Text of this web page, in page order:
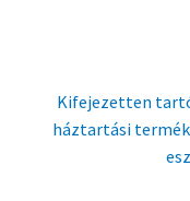
Kifejezetten
háztartási